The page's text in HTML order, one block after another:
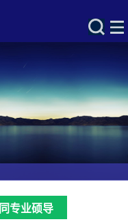
同专业硕导